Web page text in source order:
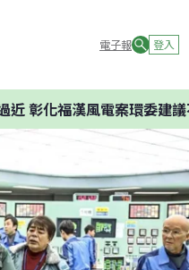
電子報 登入
化福漢風電案環委建議不應